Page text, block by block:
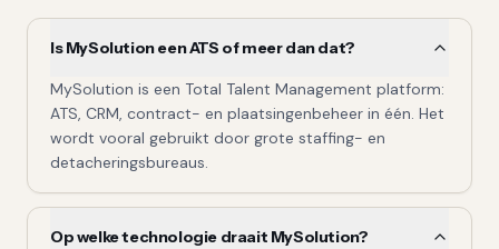
Is MySolution een ATS of meer dan dat?
MySolution is een Total Talent Management platform:
ATS, CRM, contract- en plaatsingenbeheer in één. Het
wordt vooral gebruikt door grote staffing- en
detacheringsbureaus.
Op welke technologie draait MySolution?